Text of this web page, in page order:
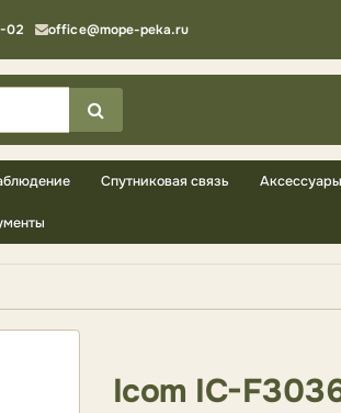
02 office@mope-peka.ru
Спутниковая связь
Icom IC-